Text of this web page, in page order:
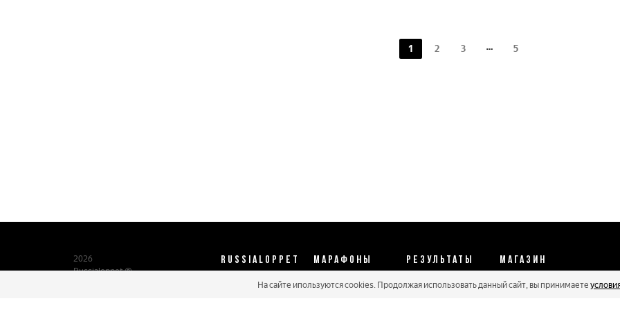
1 2 3 5
2026
Russialoppet ®
RUSSIALOPPET МАРАФОНЫ РЕЗУЛЬТАТЫ МАГАЗИН
Календарь 2026
Протоколы 2025
Реквизиты
На сайте ипользуются cookies. Продолжая использовать данный сайт, вы принимаете